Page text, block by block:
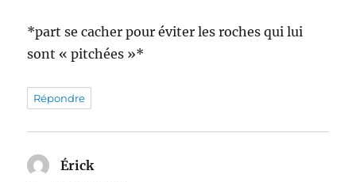
*part se cacher pour éviter les roches qui lui
sont « pitchées »*
Répondre
Érickdit :